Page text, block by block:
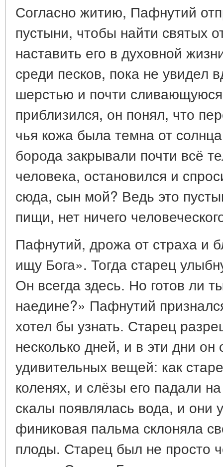
Согласно житию, Пафнутий
пустыни, чтобы найти святых
наставить его в духовной
среди песков, пока не увидел
шерстью и почти
приблизился, он понял, что
чья кожа была темна от
борода закрывали почти всё
человека, остановился и
сюда, сын мой? Ведь это
пищи, нет ничего
Пафнутий, дрожа от страха и
ищу Бога». Тогда старец
Он всегда здесь. Но готов ли
наедине?» Пафнутий
хотел бы узнать. Старец
несколько дней, и в эти дни он
удивительных вещей: как
коленях, и слёзы его падали
скалы появлялась вода, и они
финиковая пальма склоняла
плоды. Старец был не просто